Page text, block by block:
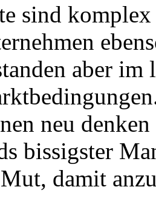
sind
aber im
neu
bissigster
damit